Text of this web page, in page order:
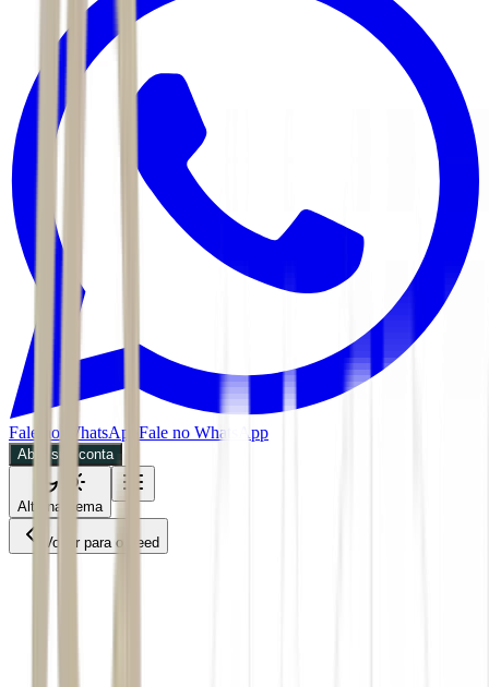
Fale no WhatsApp Fale no WhatsApp
Abra sua conta
Alternar tema
Voltar para o Feed